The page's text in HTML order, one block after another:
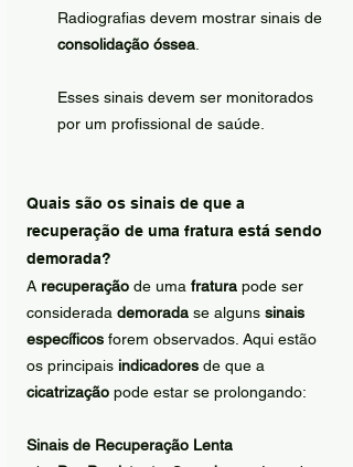
Radiografias devem mostrar sinais de
consolidação óssea.
Esses sinais devem ser monitorados
por um profissional de saúde.
Quais são os sinais de que a
recuperação de uma fratura está sendo
demorada?
A recuperação de uma fratura pode ser
considerada demorada se alguns sinais
específicos forem observados. Aqui estão
os principais indicadores de que a
cicatrização pode estar se prolongando:
Sinais de Recuperação Lenta